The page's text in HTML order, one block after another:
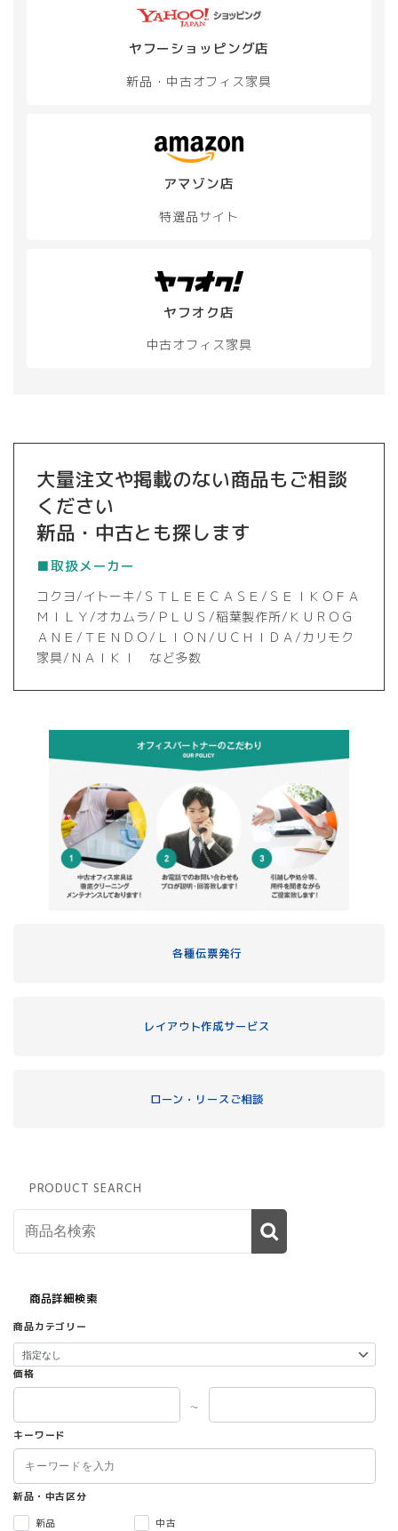
ヤフーショッピング店
新品・中古オフィス家具
アマゾン店
特選品サイト
ヤフオク店
中古オフィス家具
大量注文や掲載のない商品もご相談
ください
新品・中古とも探します
■取扱メーカー
コクヨ/イトーキ/ＳＴＬＥＥＣＡＳＥ/ＳＥＩＫＯＦＡ
ＭＩＬＹ/オカムラ/ＰＬＵＳ/稲葉製作所/ＫＵＲＯＧ
ＡＮＥ/ＴＥＮＤＯ/ＬＩＯＮ/ＵＣＨＩＤＡ/カリモク
家具/ＮＡＩＫＩ など多数
各種伝票発行
レイアウト作成サービス
ローン・リースご相談
PRODUCT SEARCH
商品詳細検索
商品カテゴリー
価格
～
キーワード
新品・中古区分
新品
中古